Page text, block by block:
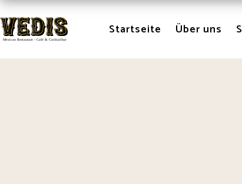
Skip
the
content Startseite Über uns